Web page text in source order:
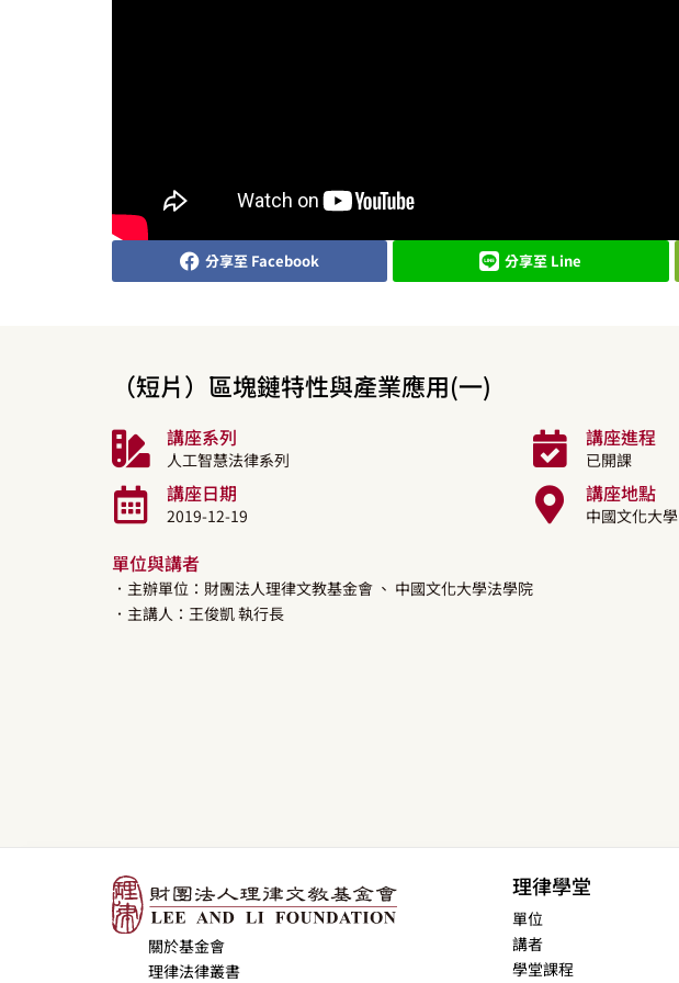
分享至 Facebook 分享至 Line
（短片）區塊鏈特性與產業應用(一)
講座系列
人工智慧法律系列
講座進程
已開課
講座日期
2019-12-19
講座地點
中國文化大學
單位與講者
．主辦單位：財團法人理律文教基金會 、 中國文化大學法學院
．主講人： 王俊凱執行長
關於基金會
理律法律叢書
理律學堂
單位
講者
學堂課程